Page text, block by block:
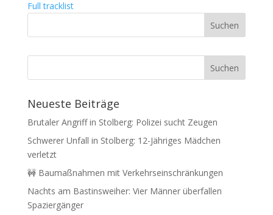
Full tracklist
Neueste Beiträge
Brutaler Angriff in Stolberg: Polizei sucht Zeugen
Schwerer Unfall in Stolberg: 12-Jähriges Mädchen
verletzt
🚧 Baumaßnahmen mit Verkehrseinschränkungen
Nachts am Bastinsweiher: Vier Männer überfallen
Spaziergänger